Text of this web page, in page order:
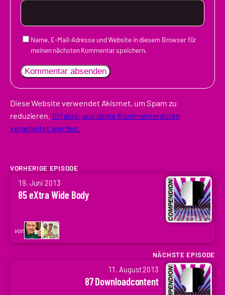
Name, E-Mail-Adresse und Website in diesem Browser für
meinen nächsten Kommentar speichern.
Diese Website verwendet Akismet, um Spam zu
reduzieren. Erfahre, wie deine Kommentardaten
verarbeitet werden.
VORHERIGE EPISODE
19. Juni 2013
85 eXtra Wide Body
von
von
Arne
Codenaga,
Holger
NÄCHSTE EPISODE
11. August 2013
87 Downloadcontent